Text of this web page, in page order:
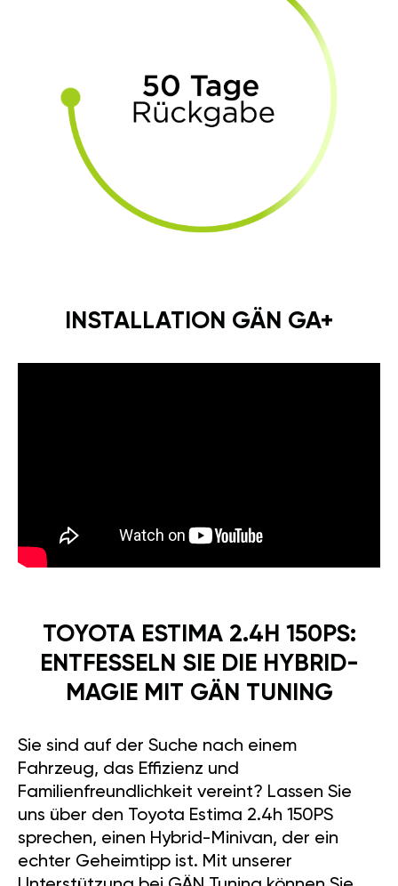
INSTALLATION GÄN GA+
TOYOTA ESTIMA 2.4H 150PS:
ENTFESSELN SIE DIE HYBRID-
MAGIE MIT GÄN TUNING
Sie sind auf der Suche nach einem
Fahrzeug, das Effizienz und
Familienfreundlichkeit vereint? Lassen Sie
uns über den Toyota Estima 2.4h 150PS
sprechen, einen Hybrid-Minivan, der ein
echter Geheimtipp ist. Mit unserer